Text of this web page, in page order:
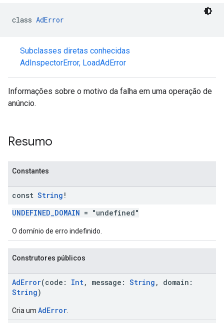
class AdError
Subclasses diretas conhecidas
AdInspectorError, LoadAdError
Informações sobre o motivo da falha em uma operação de
anúncio.
Resumo
Constantes
const String !
UNDEFINED_DOMAIN = "undefined"
O domínio de erro indefinido.
Construtores públicos
AdError(code: Int, message: String , domain:
String)
Cria um AdError